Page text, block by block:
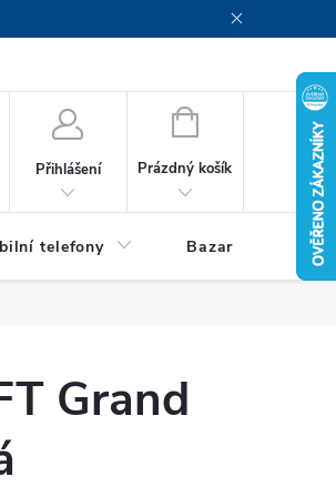
Přihlášení
NÁKUPNÍ
Prázdný košík
telefony Bazar Servis
Grand